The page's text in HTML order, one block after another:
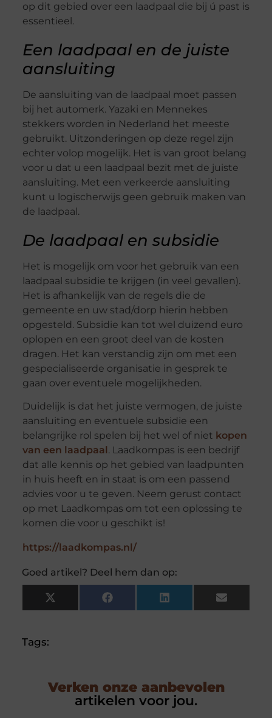
op dit gebied over een laadpaal die bij ú past is
essentieel.
Een laadpaal en de juiste
aansluiting
De aansluiting van de laadpaal moet passen
bij het automerk. Yazaki en Mennekes
stekkers worden in Nederland het meeste
gebruikt. Uitzonderingen op deze regel zijn
echter volop mogelijk. Het is van groot belang
voor u dat u een laadpaal bezit met de juiste
aansluiting. Met een verkeerde aansluiting
kunt u logischerwijs geen gebruik maken van
de laadpaal.
De laadpaal en subsidie
Het is mogelijk om voor het gebruik van een
laadpaal subsidie te krijgen (in veel gevallen).
Het is afhankelijk van de regels die de
gemeente en uw stad/dorp hierin hebben
opgesteld. Subsidie kan tot wel duizend euro
oplopen en een groot deel van de kosten
dragen. Het kan verstandig zijn om met een
gespecialiseerde organisatie in gesprek te
gaan over eventuele mogelijkheden.
Duidelijk is dat het juiste vermogen, de juiste
aansluiting en eventuele subsidie een
belangrijke rol spelen bij het wel of niet kopen
van een laadpaal . Laadkompas is een bedrijf
dat alle kennis op het gebied van laadpunten
in huis heeft en in staat is om een passend
advies voor u te geven. Neem gerust contact
op met Laadkompas om tot een oplossing te
komen die voor u geschikt is!
https://laadkompas.nl/
Goed artikel? Deel hem dan op:
X
(Twitter)
Facebook LinkedIn Email
Tags:
Verken onze aanbevolen
artikelen voor jou.